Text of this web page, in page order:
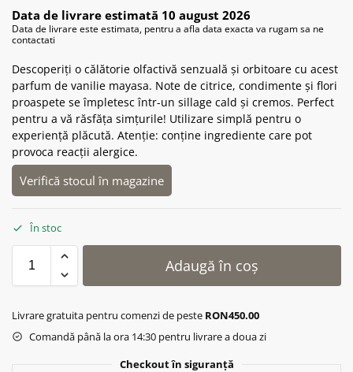
Data de livrare estimată 10 august 2026
Data de livrare este estimata, pentru a afla data exacta va rugam sa ne
contactati
Descoperiți o călătorie olfactivă senzuală și orbitoare cu acest
parfum de vanilie mayasa. Note de citrice, condimente și flori
proaspete se împletesc într-un sillage cald și cremos. Perfect
pentru a vă răsfăța simțurile! Utilizare simplă pentru o
experiență plăcută. Atenție: conține ingrediente care pot
provoca reacții alergice.
Verifică stocul în magazine
În stoc
Adaugă în coș
Livrare gratuita pentru comenzi de peste RON450.00
Comandă până la ora 14:30 pentru livrare a doua zi
Checkout în siguranță